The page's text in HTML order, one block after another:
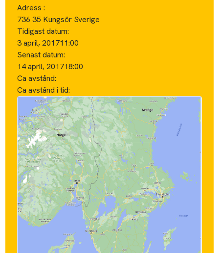
Adress :
736 35 Kungsör Sverige
Tidigast datum:
3 april, 201711:00
Senast datum:
14 april, 201718:00
Ca avstånd:
Ca avstånd i tid: